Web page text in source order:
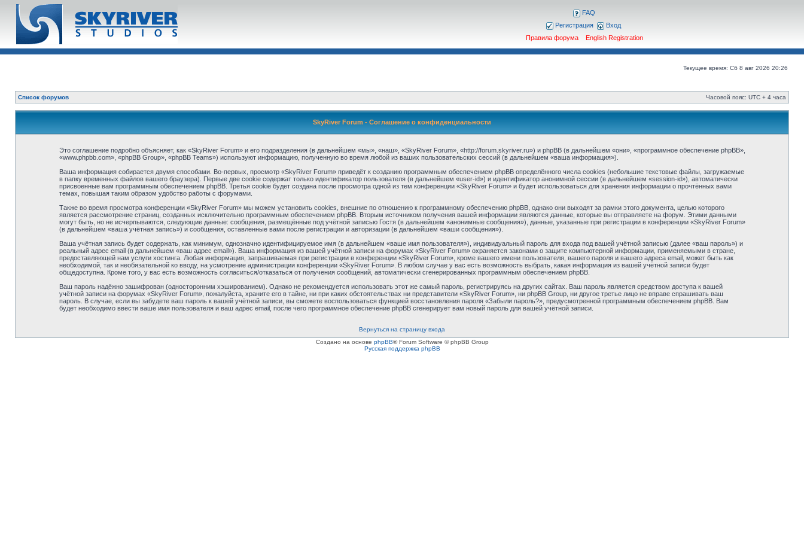
FAQ
Регистрация
Вход
Правила форума
English Registration
Текущее время: Сб 8 авг 2026 20:26
Список форумов Часовой пояс: UTC + 4 часа
SkyRiver Forum - Соглашение о конфиденциальности
Это соглашение подробно объясняет, как «SkyRiver Forum» и его подразделения (в дальнейшем «мы», «наш», «SkyRiver Forum», «http://forum.skyriver.ru») и phpBB (в дальнейшем «они», «программное обеспечение phpBB»,
«www.phpbb.com», «phpBB Group», «phpBB Teams») используют информацию, полученную во время любой из ваших пользовательских сессий (в дальнейшем «ваша информация»).
Ваша информация собирается двумя способами. Во-первых, просмотр «SkyRiver Forum» приведёт к созданию программным обеспечением phpBB определённого числа cookies (небольшие текстовые файлы, загружаемые
в папку временных файлов вашего браузера). Первые две cookie содержат только идентификатор пользователя (в дальнейшем «user-id») и идентификатор анонимной сессии (в дальнейшем «session-id»), автоматически
присвоенные вам программным обеспечением phpBB. Третья cookie будет создана после просмотра одной из тем конференции «SkyRiver Forum» и будет использоваться для хранения информации о прочтённых вами
темах, повышая таким образом удобство работы с форумами.
Также во время просмотра конференции «SkyRiver Forum» мы можем установить cookies, внешние по отношению к программному обеспечению phpBB, однако они выходят за рамки этого документа, целью которого
является рассмотрение страниц, созданных исключительно программным обеспечением phpBB. Вторым источником получения вашей информации являются данные, которые вы отправляете на форум. Этими данными
могут быть, но не исчерпываются, следующие данные: сообщения, размещённые под учётной записью Гостя (в дальнейшем «анонимные сообщения»), данные, указанные при регистрации в конференции «SkyRiver Forum»
(в дальнейшем «ваша учётная запись») и сообщения, оставленные вами после регистрации и авторизации (в дальнейшем «ваши сообщения»).
Ваша учётная запись будет содержать, как минимум, однозначно идентифицируемое имя (в дальнейшем «ваше имя пользователя»), индивидуальный пароль для входа под вашей учётной записью (далее «ваш пароль») и
реальный адрес email (в дальнейшем «ваш адрес email»). Ваша информация из вашей учётной записи на форумах «SkyRiver Forum» охраняется законами о защите компьютерной информации, применяемыми в стране,
предоставляющей нам услуги хостинга. Любая информация, запрашиваемая при регистрации в конференции «SkyRiver Forum», кроме вашего имени пользователя, вашего пароля и вашего адреса email, может быть как
необходимой, так и необязательной ко вводу, на усмотрение администрации конференции «SkyRiver Forum». В любом случае у вас есть возможность выбрать, какая информация из вашей учётной записи будет
общедоступна. Кроме того, у вас есть возможность согласиться/отказаться от получения сообщений, автоматически сгенерированных программным обеспечением phpBB.
Ваш пароль надёжно зашифрован (односторонним хэшированием). Однако не рекомендуется использовать этот же самый пароль, регистрируясь на других сайтах. Ваш пароль является средством доступа к вашей
учётной записи на форумах «SkyRiver Forum», пожалуйста, храните его в тайне, ни при каких обстоятельствах ни представители «SkyRiver Forum», ни phpBB Group, ни другое третье лицо не вправе спрашивать ваш
пароль. В случае, если вы забудете ваш пароль к вашей учётной записи, вы сможете воспользоваться функцией восстановления пароля «Забыли пароль?», предусмотренной программным обеспечением phpBB. Вам
будет необходимо ввести ваше имя пользователя и ваш адрес email, после чего программное обеспечение phpBB сгенерирует вам новый пароль для вашей учётной записи.
Вернуться на страницу входа
Создано на основе phpBB® Forum Software © phpBB Group
Русская поддержка phpBB